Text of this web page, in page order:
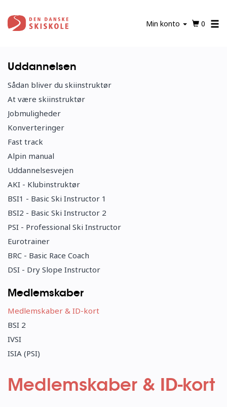
hovedindhold
Min konto 0
Uddannelsen
Sådan bliver du skiinstruktør
At være skiinstruktør
Jobmuligheder
Konverteringer
Fast track
Alpin manual
Uddannelsesvejen
AKI - Klubinstruktør
BSI1 - Basic Ski Instructor 1
BSI2 - Basic Ski Instructor 2
PSI - Professional Ski Instructor
Eurotrainer
BRC - Basic Race Coach
DSI - Dry Slope Instructor
Medlemskaber
Medlemskaber & ID-kort
BSI 2
IVSI
ISIA (PSI)
Medlemskaber & ID-kort